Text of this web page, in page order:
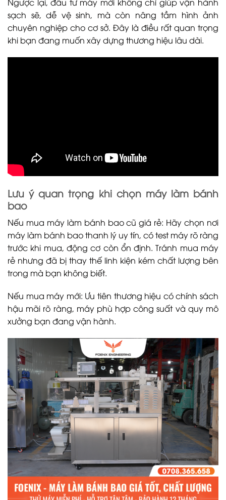
sạch sẽ, dễ vệ sinh, mà còn nâng tầm hình ảnh
chuyên nghiệp cho cơ sở. Đây là điều rất quan trọng
khi bạn đang muốn xây dựng thương hiệu lâu dài.
Lưu ý quan trọng khi chọn máy làm bánh
bao
Nếu mua máy làm bánh bao cũ giá rẻ: Hãy chọn nơi
máy làm bánh bao thanh lý uy tín, có test máy rõ ràng
trước khi mua, động cơ còn ổn định. Tránh mua máy
rẻ nhưng đã bị thay thế linh kiện kém chất lượng bên
trong mà bạn không biết.
Nếu mua máy mới: Ưu tiên thương hiệu có chính sách
hậu mãi rõ ràng, máy phù hợp công suất và quy mô
xưởng bạn đang vận hành.